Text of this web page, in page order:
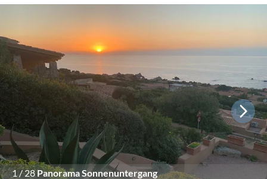
1/28 Panorama Sonnenuntergang